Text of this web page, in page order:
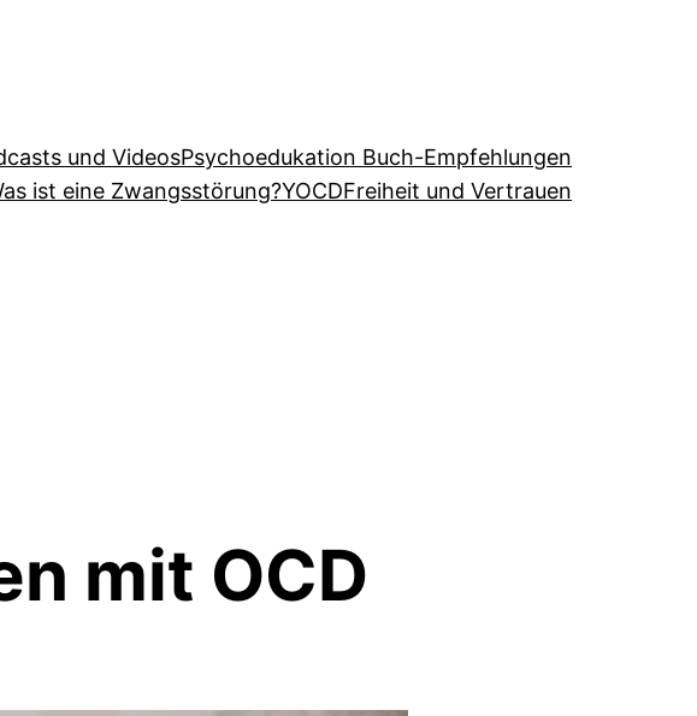
und VideosPsychoedukation Buch-Empfehlungen
ist eine Zwangsstörung?YOCDFreiheit und Vertrauen
mit OCD